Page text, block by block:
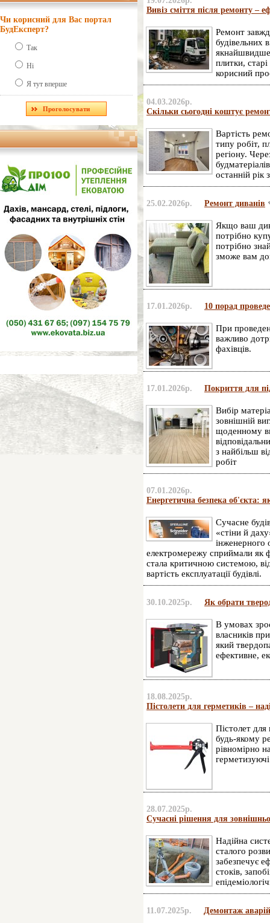
Чи корисний для Вас портал
БудЕксперт?
Так
Ні
Я тут вперше
Вивіз сміття після ремонту –
Ремонт
будівельних
плитки,
корисний
04.03.2026р.
Скільки сьогодні коштує
Вартість
типу робіт,
регіону.
останній рік
25.02.2026р. Ремонт диванів
Якщо ваш
потрібно
потрібно
зможе вам
17.01.2026р. 10 порад
При
важливо
фахівців.
17.01.2026р. Покриття для
Вибір
зовнішній
щоденному
з найбільш
робіт
07.01.2026р.
Енергетична безпека об'єкта:
Сучасне
«стіни й
інженерного
електромережу сприймали як
стала критичною системою,
вартість експлуатації будівлі.
30.10.2025р. Як обрати
В умовах
власників
який
ефективне,
18.08.2025р.
Пістолети для герметиків –
Пістолет
будь-якому
рівномірно
28.07.2025р.
Сучасні рішення для
Надійна
сталого
забезпечує
стоків,
11.07.2025р. Демонтаж